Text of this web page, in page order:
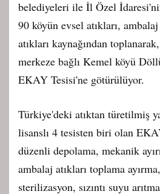
belediyeleri ile İl Özel
90 köyün evsel atıkları, ambalaj
atıkları kaynağından
merkeze bağlı Kemel köyü
EKAY Tesisi'ne götürülüyor.
Türkiye'deki atıktan türetilmiş
lisanslı 4 tesisten biri olan
düzenli depolama, mekanik
ambalaj atıkları toplama
sterilizasyon, sızıntı suyu